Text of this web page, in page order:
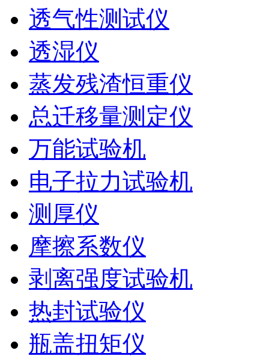
透气性测试仪
透湿仪
蒸发残渣恒重仪
总迁移量测定仪
万能试验机
电子拉力试验机
测厚仪
摩擦系数仪
剥离强度试验机
热封试验仪
瓶盖扭矩仪